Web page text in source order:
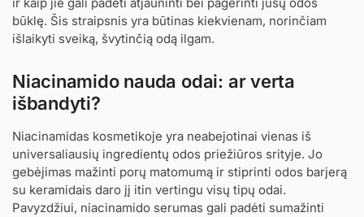
būklę. Šis straipsnis yra būtinas kiekvienam, norinčiam
išlaikyti sveiką, švytinčią odą ilgam.
Niacinamido nauda odai: ar verta
išbandyti?
Niacinamidas kosmetikoje yra neabejotinai vienas iš
universaliausių ingredientų odos priežiūros srityje. Jo
gebėjimas mažinti porų matomumą ir stiprinti odos barjerą
su keramidais daro jį itin vertingu visų tipų odai.
Pavyzdžiui, niacinamido serumas gali padėti sumažinti